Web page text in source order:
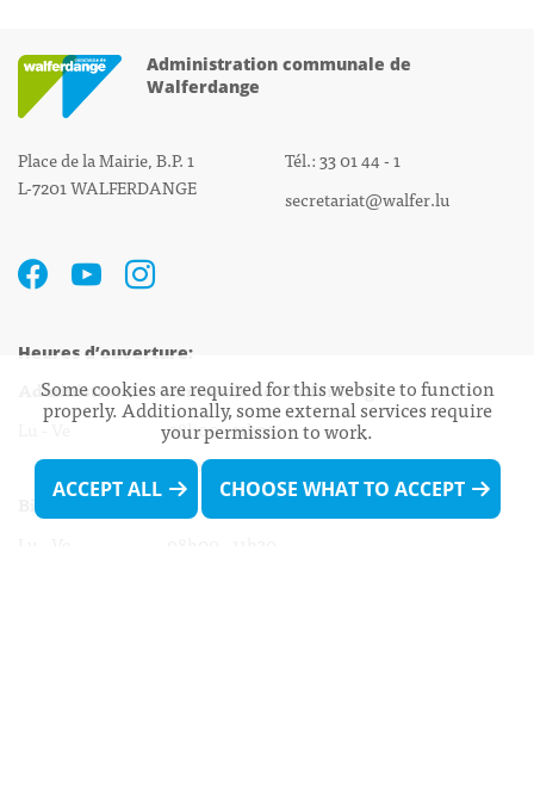
Administration communale de
Walferdange
Place de la Mairie, B.P. 1
L-7201 WALFERDANGE
Tél.: 33 01 44 - 1
secretariat@walfer.lu
Heures d’ouverture:
Administration communale de Walferdange
Lu - Ve 08h00 - 11h30
13h30 - 16h00
Biergercenter
Some cookies are required for this website to function
properly. Additionally, some external services require
your permission to work.
ACCEPT ALL CHOOSE WHAT TO ACCEPT